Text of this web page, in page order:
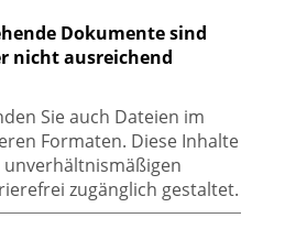
Dokumente sind
nicht ausreichend
Sie auch Dateien im
Formaten. Diese Inhalte
zugänglich gestaltet.